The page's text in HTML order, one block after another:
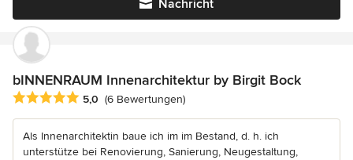
Nachricht
bINNENRAUM Innenarchitektur by Birgit Bock
Durchschnittliche Bewertung: 5 von 5 Sternen
5,0 (6 Bewertungen)
Als Innenarchitektin baue ich im im Bestand, d. h. ich
unterstütze bei Renovierung, Sanierung, Neugestaltung,